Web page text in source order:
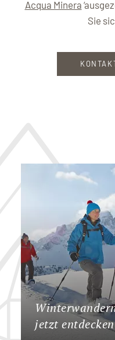
Acqua Minera
Sie
jetzt entdecken